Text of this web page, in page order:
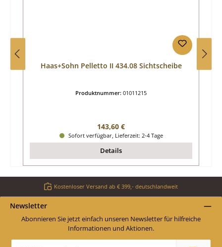
Haas+Sohn Pelletto II 434.08 Sichtscheibe
Produktnummer: 01011215
Regulärer Preis:
143,60 €
Sofort verfügbar, Lieferzeit: 2-4 Tage
Details
Kostenloser Versand ab € 399,- deutschlandweit
Newsletter
Abonnieren Sie jetzt einfach unseren Newsletter für hilfreiche
Informationen und Aktionen.